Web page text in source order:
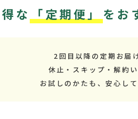
な
「定期便」 をお
2回目以降の定期お届
休止・スキップ・解約
お試しのかたも、安心し